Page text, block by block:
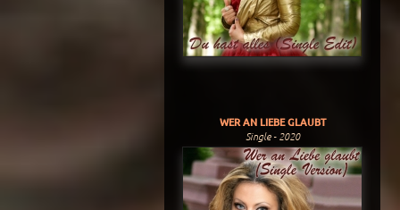
WER AN LIEBE GLAUBT
Single - 2020